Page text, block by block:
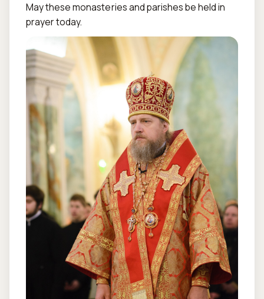
May these monasteries and parishes be held in
prayer today.